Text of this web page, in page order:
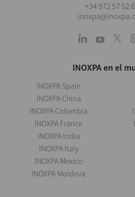
+34 972 57 52
INOXPA en el
INOXPA Spain
INOXPA China
INOXPA Colombia
INOXPA France
INOXPA India
INOXPA Italy
INOXPA Mexico
INOXPA Moldova